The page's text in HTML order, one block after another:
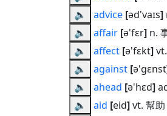
🔈
advice [əd'vaɪs]
🔈
affair [ə'fɛr] n.
🔈
affect [ə'fɛkt]
🔈
against [ə'gɛnst
🔈
ahead [ə'hɛd]
🔈
aid [eid]vt. 幫